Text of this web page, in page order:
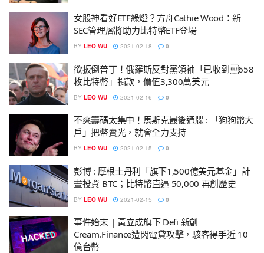
女股神看好ETF綠燈？方舟Cathie Wood：新
SEC管理層將助力比特幣ETF登場
BY LEO WU 2021-02-18 0
欲扳倒普丁！俄羅斯反對黨領袖「已收到658
枚比特幣」捐款，價值3,300萬美元
BY LEO WU 2021-02-16 0
不爽籌碼太集中！馬斯克最後通牒 : 「狗狗幣大
戶」把幣賣光，就會全力支持
BY LEO WU 2021-02-15 0
彭博 : 摩根士丹利「旗下1,500億美元基金」計
畫投資 BTC；比特幣直逼 50,000 再創歷史
BY LEO WU 2021-02-15 0
事件始末 | 黃立成旗下 Defi 新創
Cream.Finance遭閃電貸攻擊，駭客得手近 10
億台幣